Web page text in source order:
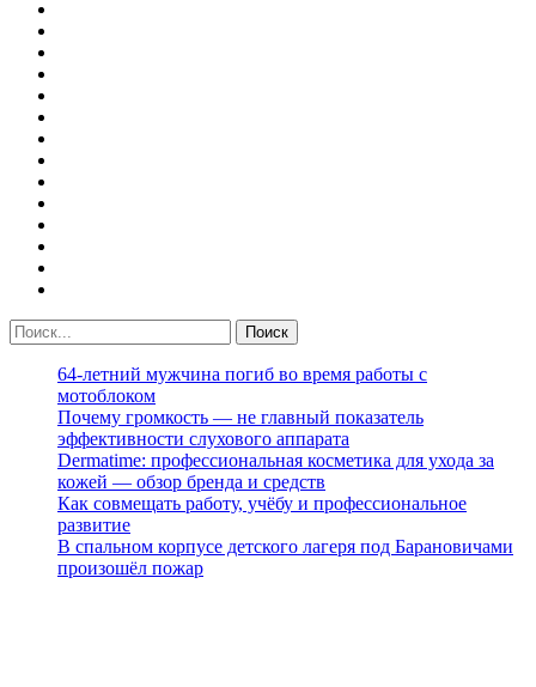
64-летний мужчина погиб во время работы с
мотоблоком
Почему громкость — не главный показатель
эффективности слухового аппарата
Dermatime: профессиональная косметика для ухода за
кожей — обзор бренда и средств
Как совмещать работу, учёбу и профессиональное
развитие
В спальном корпусе детского лагеря под Барановичами
произошёл пожар